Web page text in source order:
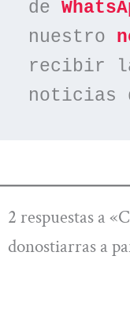
de
nuestro
recibir
noticias
2 respuestas a
donostiarras a